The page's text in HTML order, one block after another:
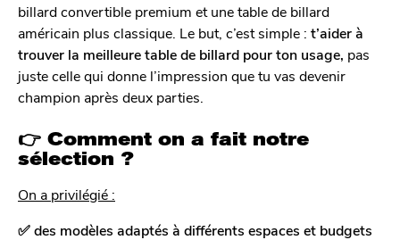
billard convertible premium et une table de billard
américain plus classique. Le but, c’est simple : t’aider à
trouver la meilleure table de billard pour ton usage, pas
juste celle qui donne l’impression que tu vas devenir
champion après deux parties.
👉 Comment on a fait notre
sélection ?
On a privilégié :
✅ des modèles adaptés à différents espaces et budgets